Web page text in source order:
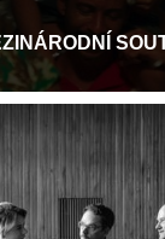
Pragueshorts
na jejichž vzniku se...